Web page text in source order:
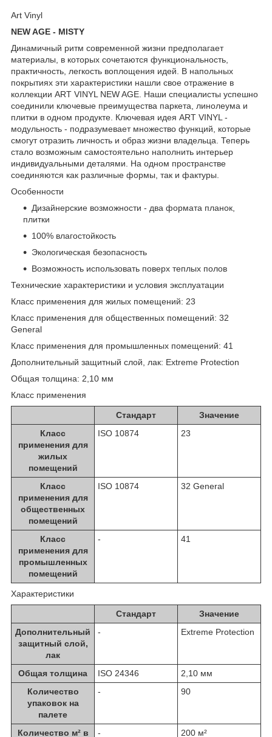
Art Vinyl
NEW AGE - MISTY
Динамичный ритм современной жизни предполагает
материалы, в которых сочетаются функциональность,
практичность, легкость воплощения идей. В напольных
покрытиях эти характеристики нашли свое отражение в
коллекции ART VINYL NEW AGE. Наши специалисты успешно
соединили ключевые преимущества паркета, линолеума и
плитки в одном продукте. Ключевая идея ART VINYL -
модульность - подразумевает множество функций, которые
смогут отразить личность и образ жизни владельца. Теперь
стало возможным самостоятельно наполнить интерьер
индивидуальными деталями. На одном пространстве
соединяются как различные формы, так и фактуры.
Особенности
Дизайнерские возможности - два формата планок,
плитки
100% влагостойкость
Экологическая безопасность
Возможность использовать поверх теплых полов
Технические характеристики и условия эксплуатации
Класс применения для жилых помещений: 23
Класс применения для общественных помещений: 32
General
Класс применения для промышленных помещений: 41
Дополнительный защитный слой, лак: Extreme Protection
Общая толщина: 2,10 мм
Класс применения
Стандарт
Значение
Класс
применения для
жилых
помещений
ISO 10874 23
Класс
применения для
общественных
помещений
ISO 10874 32 General
Класс
применения для
промышленных
помещений
- 41
Характеристики
Стандарт
Значение
Дополнительный
защитный слой,
лак
- Extreme Protection
Общая толщина ISO 24346
2,10 мм
Количество
упаковок на
палете
- 90
Количество м² в
- 200 м²